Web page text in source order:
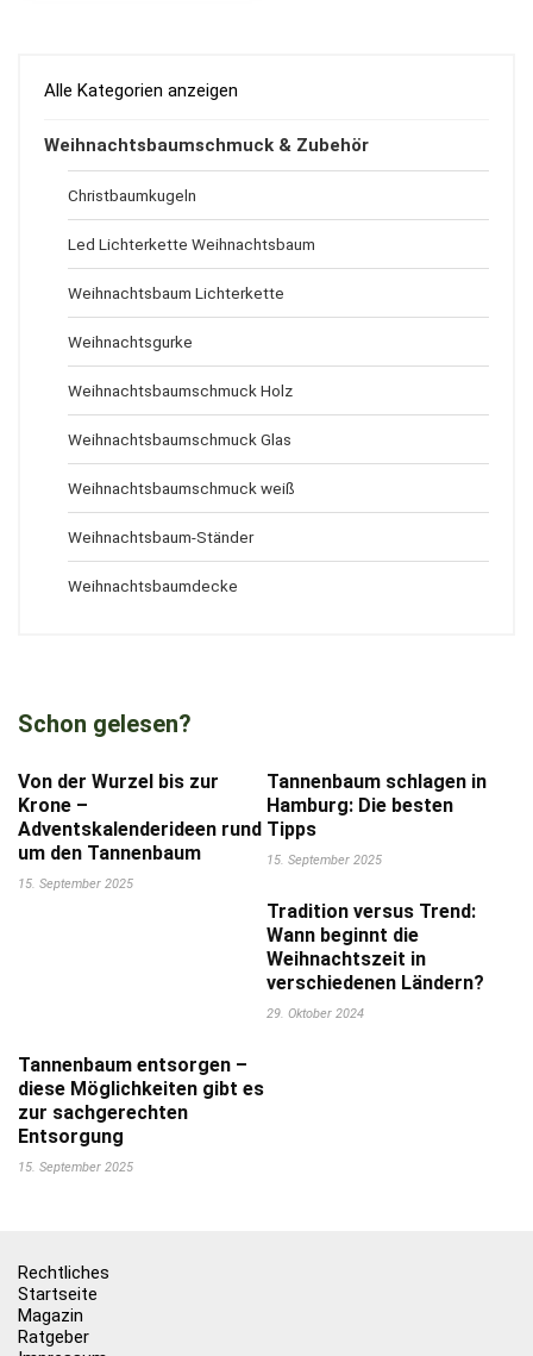
Alle Kategorien anzeigen
Weihnachtsbaumschmuck & Zubehör
Christbaumkugeln
Led Lichterkette Weihnachtsbaum
Weihnachtsbaum Lichterkette
Weihnachtsgurke
Weihnachtsbaumschmuck Holz
Weihnachtsbaumschmuck Glas
Weihnachtsbaumschmuck weiß
Weihnachtsbaum-Ständer
Weihnachtsbaumdecke
Schon gelesen?
Von der Wurzel bis zur
Krone –
Adventskalenderideen rund
um den Tannenbaum
15. September 2025
Tannenbaum schlagen in
Hamburg: Die besten
Tipps
15. September 2025
Tradition versus Trend:
Wann beginnt die
Weihnachtszeit in
verschiedenen Ländern?
29. Oktober 2024
Tannenbaum entsorgen –
diese Möglichkeiten gibt es
zur sachgerechten
Entsorgung
15. September 2025
Rechtliches
Startseite
Magazin
Ratgeber